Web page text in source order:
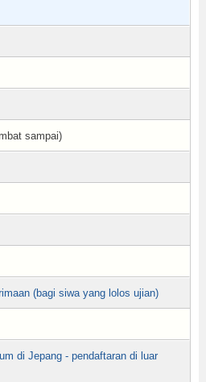
sampai)
(bagi siwa yang lolos ujian)
di Jepang - pendaftaran di luar